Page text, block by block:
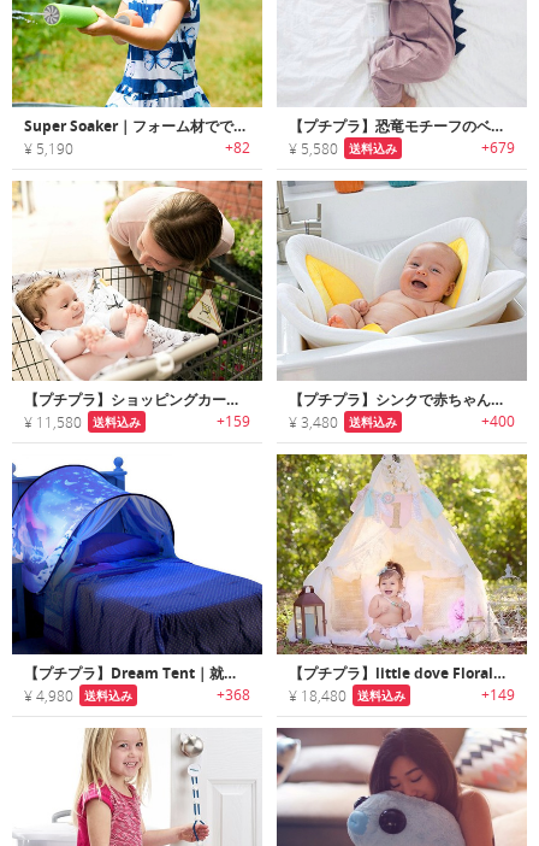
Super Soaker｜フォーム材でできた水に浮くウォーターガン
¥ 5,190 +82
【プチプラ】恐竜モチーフのベビーロンパース
¥ 5,580 送料込み +679
【プチプラ】ショッピングカートに取付けられるベビー用ハンモック
¥ 11,580 送料込み +159
【プチプラ】シンクで赤ちゃんを入浴させられるフラワー型シャワーマット
¥ 3,480 送料込み +400
【プチプラ】Dream Tent｜就寝が楽しくなるLEDライト付きキッズ用ポップアップテント
¥ 4,980 送料込み +368
【プチプラ】little dove Floral｜小さなお子様でも安心して楽しめる高品質のキッズプレイテント
¥ 18,480 送料込み +149